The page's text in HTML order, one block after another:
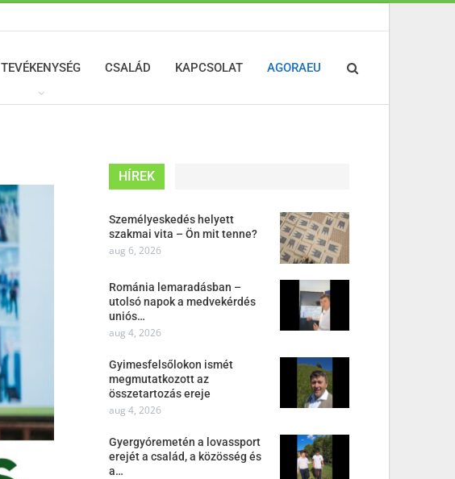
TEVÉKENYSÉG CSALÁD KAPCSOLAT AGORAEU
HÍREK
Személyeskedés helyett
szakmai vita – Ön mit tenne?
aug 6, 2026
Románia lemaradásban –
utolsó napok a medvekérdés
uniós…
aug 4, 2026
Gyimesfelsőlokon ismét
megmutatkozott az
összetartozás ereje
aug 4, 2026
Gyergyóremetén a lovassport
erejét a család, a közösség és
a…